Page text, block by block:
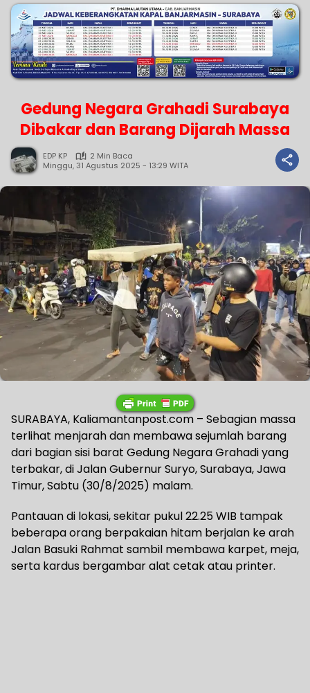
Gedung Negara Grahadi Surabaya
Dibakar dan Barang Dijarah Massa
EDP KP
2 Min Baca
Minggu, 31 Agustus 2025 - 13:29 WITA
SURABAYA, Kaliamantanpost.com – Sebagian massa
terlihat menjarah dan membawa sejumlah barang
dari bagian sisi barat Gedung Negara Grahadi yang
terbakar, di Jalan Gubernur Suryo, Surabaya, Jawa
Timur, Sabtu (30/8/2025) malam.
Pantauan di lokasi, sekitar pukul 22.25 WIB tampak
beberapa orang berpakaian hitam berjalan ke arah
Jalan Basuki Rahmat sambil membawa karpet, meja,
serta kardus bergambar alat cetak atau printer.